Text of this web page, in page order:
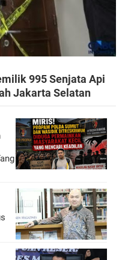
995 Senjata Api
Jakarta Selatan